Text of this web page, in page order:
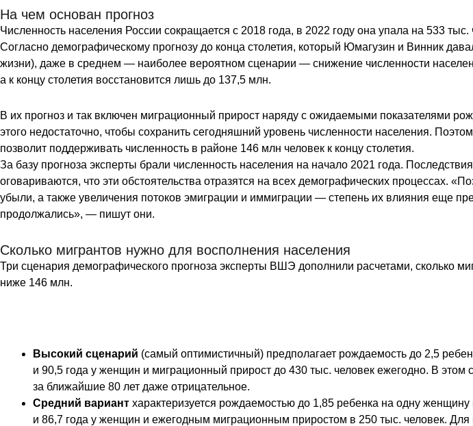
На чем основан прогноз
Численность населения России сокращается с 2018 года, в 2022 году она упала на 533
Согласно демографическому прогнозу до конца столетия, который Юмагузин и Винник
жизни), даже в среднем — наиболее вероятном сценарии — снижение численности
а к концу столетия восстановится лишь до 137,5 млн.
В их прогноз и так включен миграционный прирост наряду с ожидаемыми показателями
этого недостаточно, чтобы сохранить сегодняшний уровень численности населения.
позволит поддерживать численность в районе 146 млн человек к концу столетия.
За базу прогноза эксперты брали численность населения на начало 2021 года.
оговариваются, что эти обстоятельства отразятся на всех демографических процессах.
убыли, а также увеличения потоков эмиграции и иммиграции — степень их влияния еще
продолжались», — пишут они.
Сколько мигрантов нужно для восполнения населения
Три сценария демографического прогноза эксперты ВШЭ дополнили расчетами, сколько
ниже 146 млн.
Высокий сценарий (самый оптимистичный) предполагает рождаемость до 2,5
и 90,5 года у женщин и миграционный прирост до 430 тыс. человек ежегодно. В
за ближайшие 80 лет даже отрицательное.
Средний вариант характеризуется рождаемостью до 1,85 ребенка на одну
и 86,7 года у женщин и ежегодным миграционным приростом в 250 тыс. человек.